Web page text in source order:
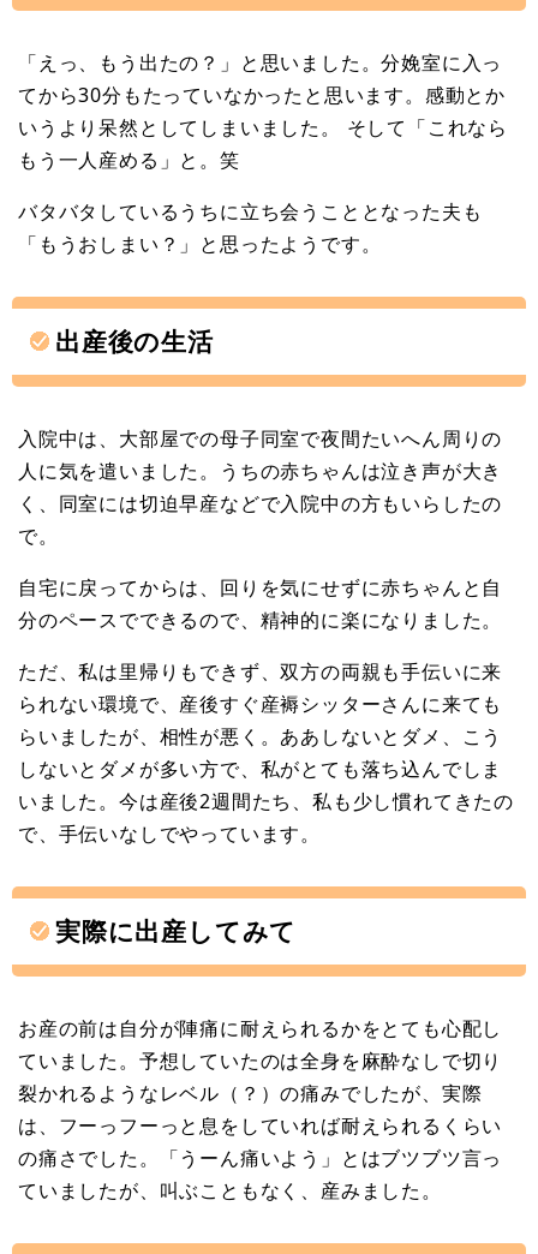
「えっ、もう出たの？」と思いました。分娩室に入っ
てから30分もたっていなかったと思います。感動とか
いうより呆然としてしまいました。 そして「これなら
もう一人産める」と。笑
バタバタしているうちに立ち会うこととなった夫も
「もうおしまい？」と思ったようです。
出産後の生活
入院中は、大部屋での母子同室で夜間たいへん周りの
人に気を遣いました。うちの赤ちゃんは泣き声が大き
く、同室には切迫早産などで入院中の方もいらしたの
で。
自宅に戻ってからは、回りを気にせずに赤ちゃんと自
分のペースでできるので、精神的に楽になりました。
ただ、私は里帰りもできず、双方の両親も手伝いに来
られない環境で、産後すぐ産褥シッターさんに来ても
らいましたが、相性が悪く。ああしないとダメ、こう
しないとダメが多い方で、私がとても落ち込んでしま
いました。今は産後2週間たち、私も少し慣れてきたの
で、手伝いなしでやっています。
実際に出産してみて
お産の前は自分が陣痛に耐えられるかをとても心配し
ていました。予想していたのは全身を麻酔なしで切り
裂かれるようなレベル（？）の痛みでしたが、実際
は、フーっフーっと息をしていれば耐えられるくらい
の痛さでした。「うーん痛いよう」とはブツブツ言っ
ていましたが、叫ぶこともなく、産みました。